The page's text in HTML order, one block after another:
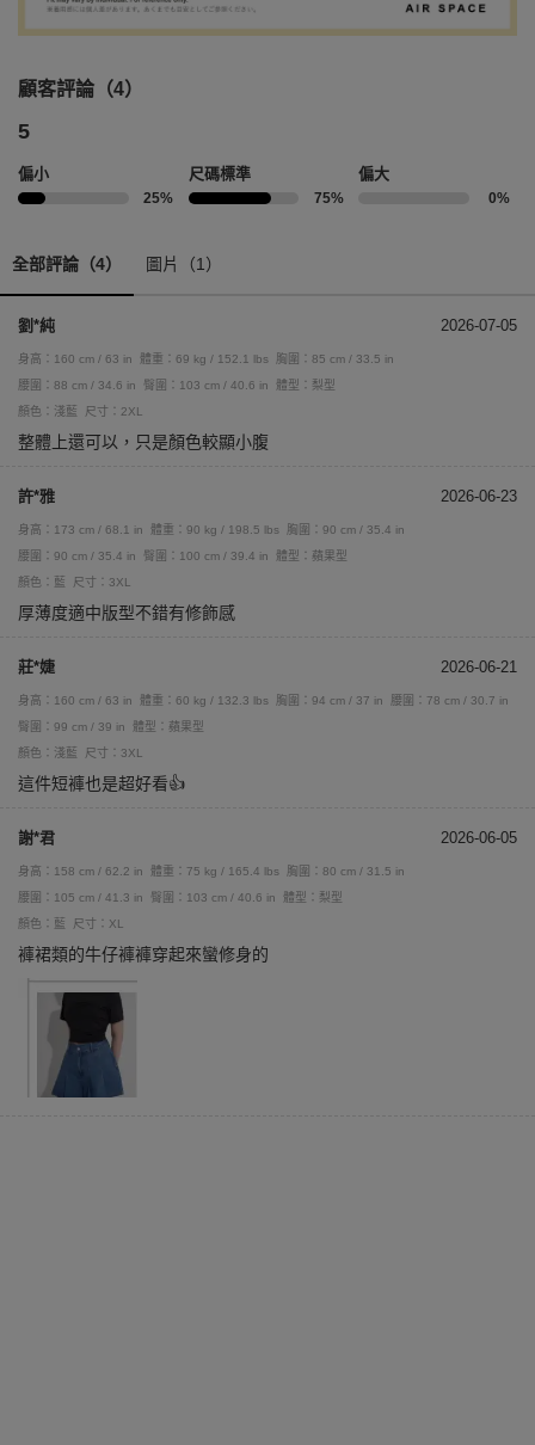
顧客評論（4）
5
偏小
25%
尺碼標準
75%
偏大
0%
全部評論（4） 圖片（1）
劉*純 2026-07-05
身高：160 cm / 63 in 體重：69 kg / 152.1 lbs
胸圍：85 cm / 33.5 in
腰圍：88 cm / 34.6 in
臀圍：103 cm / 40.6 in
體型：梨型
顏色：淺藍
尺寸：2XL
整體上還可以，只是顏色較顯小腹
許*雅 2026-06-23
身高：173 cm / 68.1 in 體重：90 kg / 198.5 lbs
胸圍：90 cm / 35.4 in
腰圍：90 cm / 35.4 in
臀圍：100 cm / 39.4 in
體型：蘋果型
顏色：藍
尺寸：3XL
厚薄度適中版型不錯有修飾感
莊*婕 2026-06-21
身高：160 cm / 63 in 體重：60 kg / 132.3 lbs 胸圍：94 cm / 37 in
腰圍：78 cm / 30.7 in
臀圍：99 cm / 39 in
體型：蘋果型
顏色：淺藍
尺寸：3XL
這件短褲也是超好看👍
謝*君 2026-06-05
身高：158 cm / 62.2 in 體重：75 kg / 165.4 lbs
胸圍：80 cm / 31.5 in
腰圍：105 cm / 41.3 in
臀圍：103 cm / 40.6 in
體型：梨型
顏色：藍
尺寸：XL
褲裙類的牛仔褲褲穿起來蠻修身的